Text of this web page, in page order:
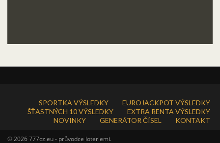
SPORTKA VÝSLEDKY
EUROJACKPOT VÝSLEDKY
ŠŤASTNÝCH 10 VÝSLEDKY
EXTRA RENTA VÝSLEDKY
NOVINKY
GENERÁTOR ČÍSEL KONTAKT
© 2026 777cz.eu - průvodce loteriemi.